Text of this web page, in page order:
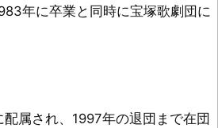
年に卒業と同時に宝塚歌劇団に
属され、1997年の退団まで在団